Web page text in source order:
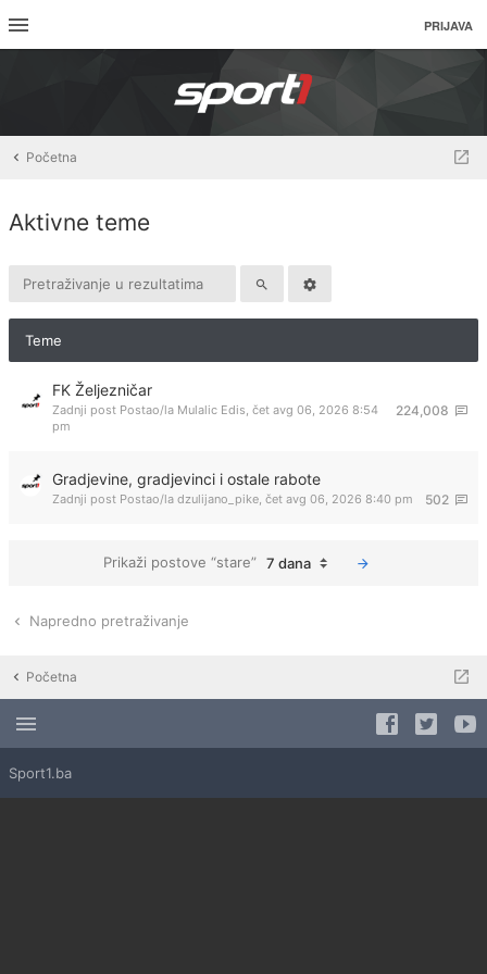
PRIJAVA
Početna
Aktivne teme
Teme
FK Željezničar
224,008
Zadnji post Postao/la Mulalic Edis, čet avg 06, 2026 8:54
pm
Gradjevine, gradjevinci i ostale rabote
502
Zadnji post Postao/la dzulijano_pike, čet avg 06, 2026 8:40 pm
Prikaži postove “stare” 7 dana
Napredno pretraživanje
Početna
Sport1.ba